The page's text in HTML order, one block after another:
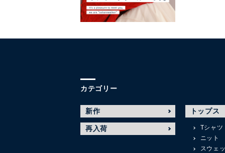
カテゴリー
新作
再入荷
トップス
Tシャツ
ニット
スウェ